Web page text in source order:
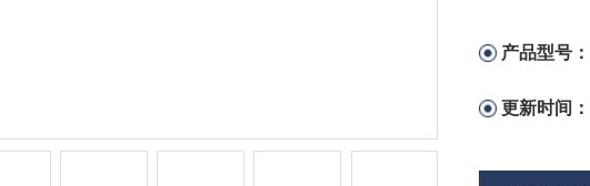
产品型号：
更新时间：